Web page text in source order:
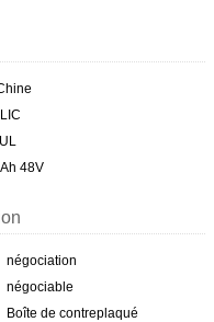
48V
négociation
négociable
Boîte de contreplaqué